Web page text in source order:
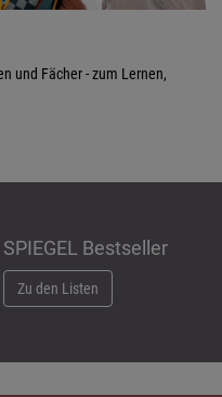
und Fächer - zum Lernen,
SPIEGEL Bestseller
Zu den Listen